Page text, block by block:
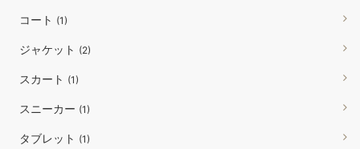
コート (1)
ジャケット (2)
スカート (1)
スニーカー (1)
タブレット (1)